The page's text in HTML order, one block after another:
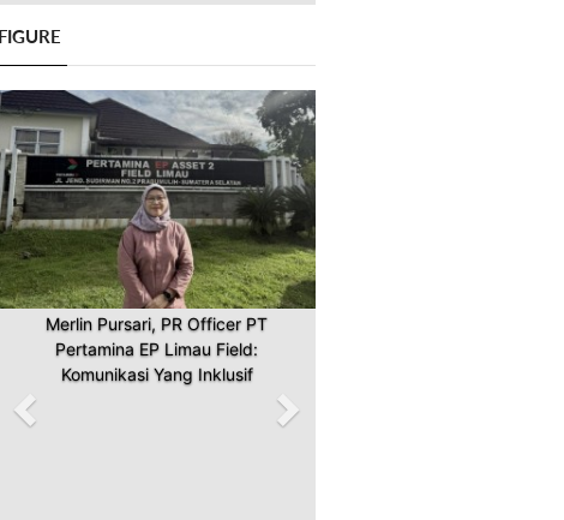
FIGURE
Merlin Pursari, PR Officer PT
Pertamina EP Limau Field:
Komunikasi Yang Inklusif
Previous Next